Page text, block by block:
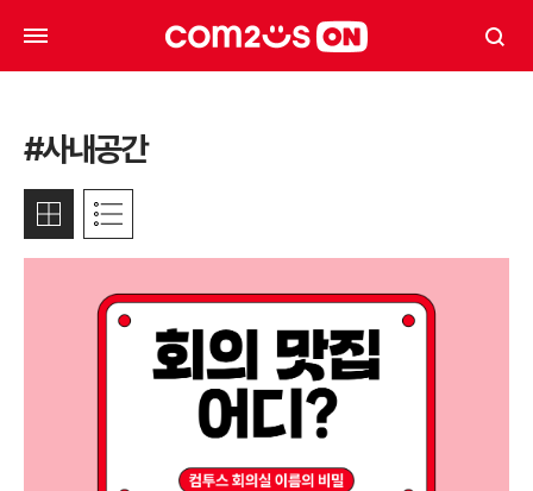
#사내공간